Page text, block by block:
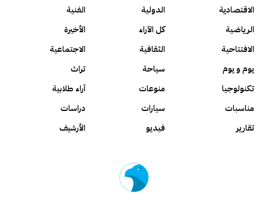
الاقتصادية
الدولية
الفنية
الرياضية
كل الآراء
الأخيرة
الافتتاحية
الثقافية
الاجتماعية
يوم و يوم
سياحة
تراث
تكنولوجيا
منوعات
آراء طلابية
مناسبات
سيارات
دراسات
تقارير
فيديو الأرشيف